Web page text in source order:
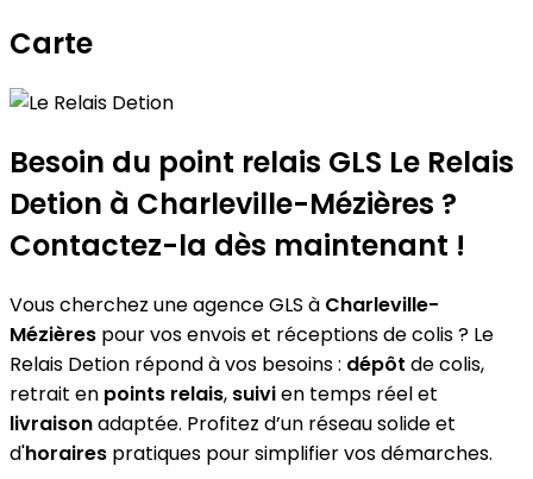
Carte
+
−
Besoin du point relais GLS Le Relais
Detion à Charleville-Mézières ?
Contactez-la dès maintenant !
Vous cherchez une agence GLS à Charleville-
Mézières pour vos envois et réceptions de colis ? Le
Relais Detion répond à vos besoins : dépôt de colis,
retrait en points relais, suivien temps réel et
livraisonadaptée. Profitez d’un réseau solide et
d'horaires pratiques pour simplifier vos démarches.